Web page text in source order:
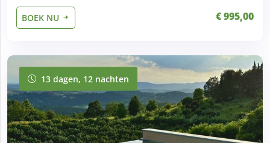
BOEK NU € 995,00
13 dagen, 12 nachten
13 dagen, 12 nachten